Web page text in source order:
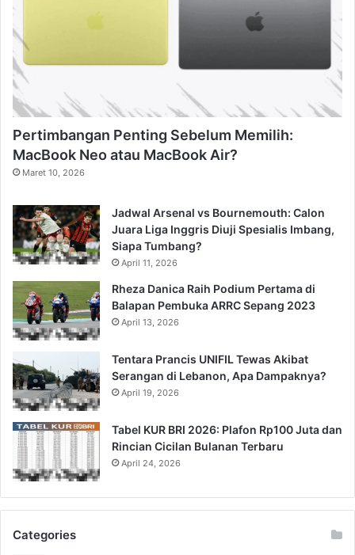
Pertimbangan Penting Sebelum Memilih:
MacBook Neo atau MacBook Air?
Maret 10, 2026
Jadwal Arsenal vs Bournemouth: Calon
Juara Liga Inggris Diuji Spesialis Imbang,
Siapa Tumbang?
April 11, 2026
Rheza Danica Raih Podium Pertama di
Balapan Pembuka ARRC Sepang 2023
April 13, 2026
Tentara Prancis UNIFIL Tewas Akibat
Serangan di Lebanon, Apa Dampaknya?
April 19, 2026
Tabel KUR BRI 2026: Plafon Rp100 Juta dan
Rincian Cicilan Bulanan Terbaru
April 24, 2026
Categories